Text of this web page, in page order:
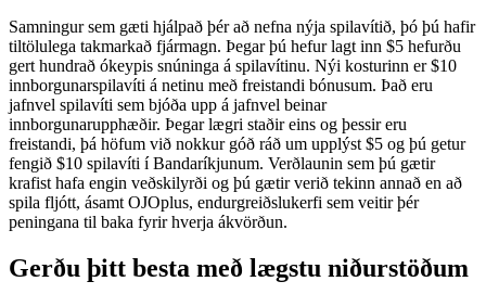
Samningur sem gæti hjálpað þér að nefna nýja spilavítið, þó þú hafir
tiltölulega takmarkað fjármagn. Þegar þú hefur lagt inn $5 hefurðu
gert hundrað ókeypis snúninga á spilavítinu. Nýi kosturinn er $10
innborgunarspilavíti á netinu með freistandi bónusum. Það eru
jafnvel spilavíti sem bjóða upp á jafnvel beinar
innborgunarupphæðir. Þegar lægri staðir eins og þessir eru
freistandi, þá höfum við nokkur góð ráð um upplýst $5 og þú getur
fengið $10 spilavíti í Bandaríkjunum. Verðlaunin sem þú gætir
krafist hafa engin veðskilyrði og þú gætir verið tekinn annað en að
spila fljótt, ásamt OJOplus, endurgreiðslukerfi sem veitir þér
peningana til baka fyrir hverja ákvörðun.
Gerðu þitt besta með lægstu niðurstöðum